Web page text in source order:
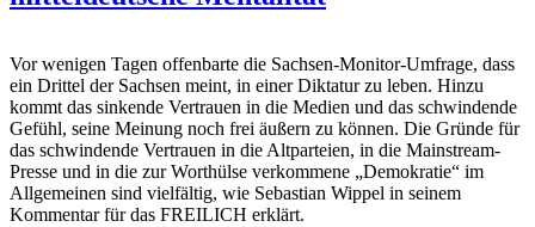
Vor wenigen Tagen offenbarte die Sachsen-Monitor-Umfrage, dass
ein Drittel der Sachsen meint, in einer Diktatur zu leben. Hinzu
kommt das sinkende Vertrauen in die Medien und das schwindende
Gefühl, seine Meinung noch frei äußern zu können. Die Gründe für
das schwindende Vertrauen in die Altparteien, in die Mainstream-
Presse und in die zur Worthülse verkommene „Demokratie“ im
Allgemeinen sind vielfältig, wie Sebastian Wippel in seinem
Kommentar für das FREILICH erklärt.